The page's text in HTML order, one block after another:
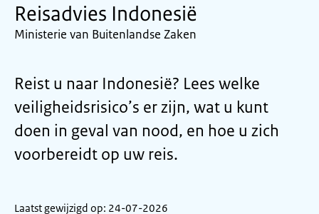
Reisadvies Indonesië
Ministerie van Buitenlandse Zaken
Reist u naar Indonesië? Lees welke
veiligheidsrisico’s er zijn, wat u kunt
doen in geval van nood, en hoe u zich
voorbereidt op uw reis.
Laatst gewijzigd op: 24-07-2026